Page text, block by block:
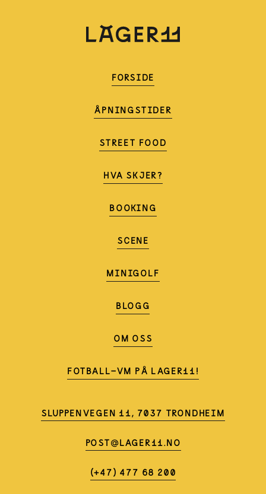
FORSIDE
ÅPNINGSTIDER
STREET FOOD
HVA SKJER?
BOOKING
SCENE
MINIGOLF
BLOGG
OM OSS
FOTBALL-VM PÅ LAGER11!
SLUPPENVEGEN 11, 7037 TRONDHEIM
POST@LAGER11.NO
(+47) 477 68 200